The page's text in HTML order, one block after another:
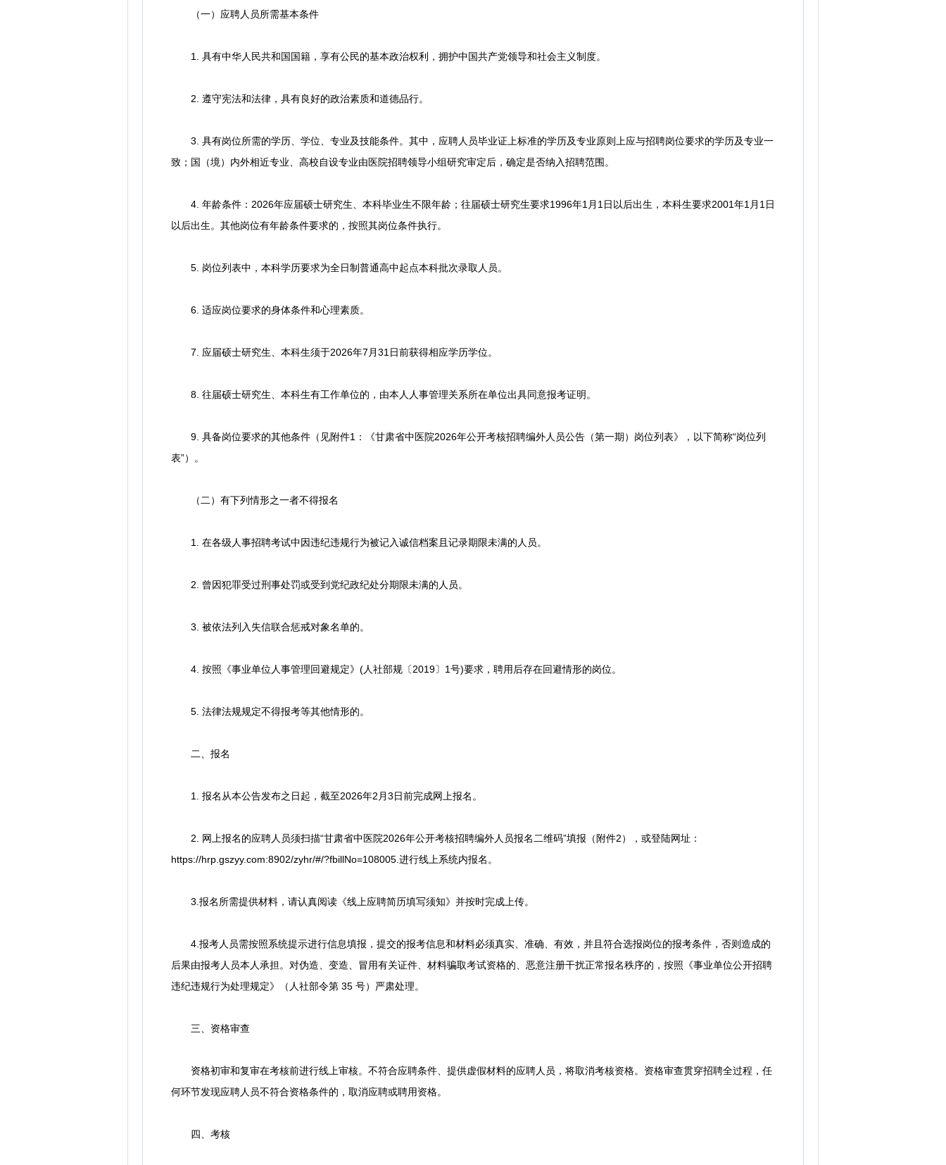
（一）应聘人员所需基本条件
1. 具有中华人民共和国国籍，享有公民的基本政治权利，拥护中国共产党领导和社会主义制度。
2. 遵守宪法和法律，具有良好的政治素质和道德品行。
3. 具有岗位所需的学历、学位、专业及技能条件。其中，应聘人员毕业证上标准的学历及专业原则上应与招聘岗位要求的学历及专业一
致；国（境）内外相近专业、高校自设专业由医院招聘领导小组研究审定后，确定是否纳入招聘范围。
4. 年龄条件：2026年应届硕士研究生、本科毕业生不限年龄；往届硕士研究生要求1996年1月1日以后出生，本科生要求2001年1月1日
以后出生。其他岗位有年龄条件要求的，按照其岗位条件执行。
5. 岗位列表中，本科学历要求为全日制普通高中起点本科批次录取人员。
6. 适应岗位要求的身体条件和心理素质。
7. 应届硕士研究生、本科生须于2026年7月31日前获得相应学历学位。
8. 往届硕士研究生、本科生有工作单位的，由本人人事管理关系所在单位出具同意报考证明。
9. 具备岗位要求的其他条件（见附件1：《甘肃省中医院2026年公开考核招聘编外人员公告（第一期）岗位列表》，以下简称“岗位列
表”）。
（二）有下列情形之一者不得报名
1. 在各级人事招聘考试中因违纪违规行为被记入诚信档案且记录期限未满的人员。
2. 曾因犯罪受过刑事处罚或受到党纪政纪处分期限未满的人员。
3. 被依法列入失信联合惩戒对象名单的。
4. 按照《事业单位人事管理回避规定》(人社部规〔2019〕1号)要求，聘用后存在回避情形的岗位。
5. 法律法规规定不得报考等其他情形的。
二、报名
1. 报名从本公告发布之日起，截至2026年2月3日前完成网上报名。
2. 网上报名的应聘人员须扫描“甘肃省中医院2026年公开考核招聘编外人员报名二维码”填报（附件2），或登陆网址：
https://hrp.gszyy.com:8902/zyhr/#/?fbillNo=108005.进行线上系统内报名。
3.报名所需提供材料，请认真阅读《线上应聘简历填写须知》并按时完成上传。
4.报考人员需按照系统提示进行信息填报，提交的报考信息和材料必须真实、准确、有效，并且符合选报岗位的报考条件，否则造成的
后果由报考人员本人承担。对伪造、变造、冒用有关证件、材料骗取考试资格的、恶意注册干扰正常报名秩序的，按照《事业单位公开招聘
违纪违规行为处理规定》（人社部令第 35 号）严肃处理。
三、资格审查
资格初审和复审在考核前进行线上审核。不符合应聘条件、提供虚假材料的应聘人员，将取消考核资格。资格审查贯穿招聘全过程，任
何环节发现应聘人员不符合资格条件的，取消应聘或聘用资格。
四、考核